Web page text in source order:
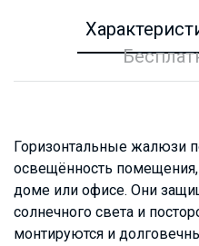
Горизонтальные жалюзи
освещённость
доме или офисе. Они
солнечного света и
монтируются и